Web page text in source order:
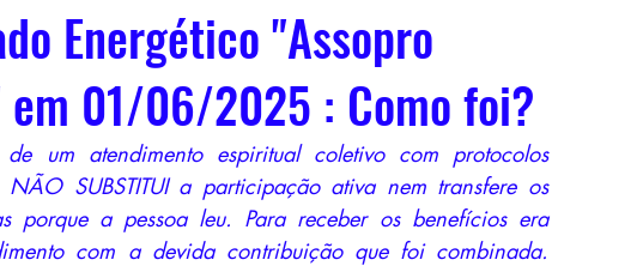
Energético "Assopro
em 01/06/2025 : Como foi?
um atendimento espiritual coletivo com protocolos
SUBSTITUI a participação ativa nem transfere os
porque a pessoa leu. Para receber os benefícios era
com a devida contribuição que foi combinada.